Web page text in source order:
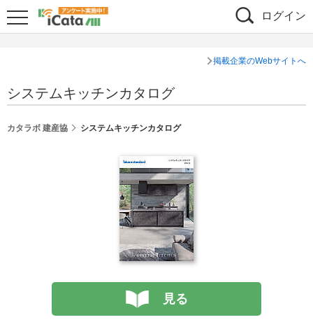
ログイン
掲載企業のWebサイトへ
システムキッチンカタログ
カタラボ 建産協 システムキッチンカタログ
見る